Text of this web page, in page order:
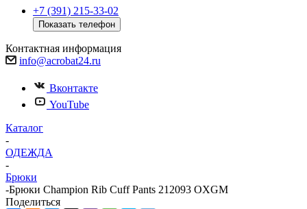
+7 (391) 215-33-02
Показать телефон
Контактная информация
info@acrobat24.ru
Вконтакте
YouTube
Каталог
-
ОДЕЖДА
-
Брюки
-Брюки Champion Rib Cuff Pants 212093 OXGM
Поделиться